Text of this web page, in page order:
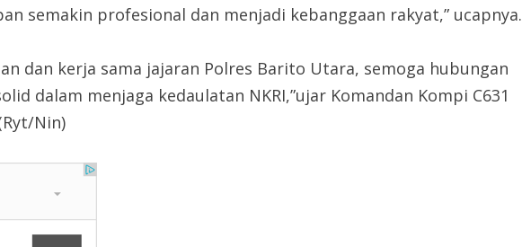
semakin profesional dan menjadi kebanggaan rakyat,” ucapnya.
dan kerja sama jajaran Polres Barito Utara, semoga hubungan
dalam menjaga kedaulatan NKRI,”ujar Komandan Kompi C631
Nin)